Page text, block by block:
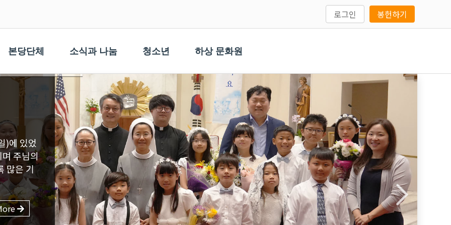
로그인 봉헌하기
본당단체 소식과 나눔 청소년 하상 문화원